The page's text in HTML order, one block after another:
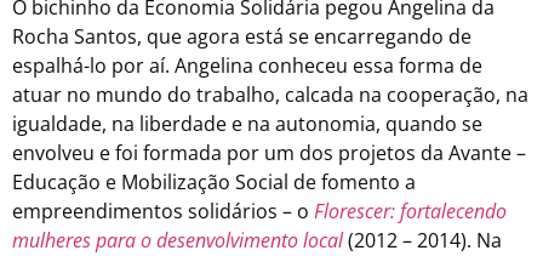
O bichinho da Economia Solidária pegou Angelina da
Rocha Santos, que agora está se encarregando de
espalhá-lo por aí. Angelina conheceu essa forma de
atuar no mundo do trabalho, calcada na cooperação, na
igualdade, na liberdade e na autonomia, quando se
envolveu e foi formada por um dos projetos da Avante –
Educação e Mobilização Social de fomento a
empreendimentos solidários – o Florescer:fortalecendo
mulheres para o desenvolvimento local(2012 – 2014). Na